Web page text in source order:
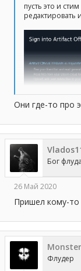
пусть это и
редактировать
Они где-то про
Бог флуда
26 Май 2020
Пришел кому-то
Флудер